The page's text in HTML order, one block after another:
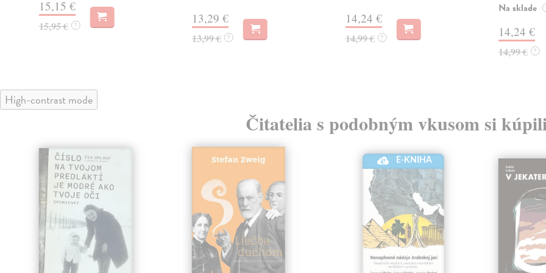
15,15 €
15,95 € ? 13,29 €
13,99 € ?
14,24 €
14,99 € ?
Na sklade
14,24 €
14,99 € ?
High-contrast mode
Čitatelia s podobným vkusom si
E-KNIHA